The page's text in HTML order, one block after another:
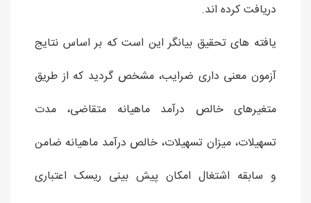
دریافت کرده اند.
یافته های تحقیق بیانگر این است که بر اساس نتایج
آزمون معنی داری ضرایب، مشخص گردید که از طریق
متغیرهای خالص درآمد ماهیانه متقاضی، مدت
تسهیلات، میزان تسهیلات، خالص درآمد ماهیانه ضامن
و سابقه اشتغال امکان پیش بینی ریسک اعتباری